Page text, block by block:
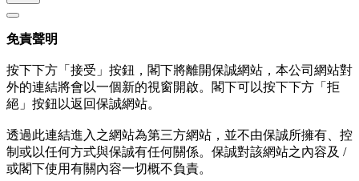
免責聲明
按下下方「接受」按鈕，閣下將離開保誠網站，本公司網站對
外的連結將會以一個新的視窗開啟。閣下可以按下下方「拒
絕」按鈕以返回保誠網站。
透過此連結進入之網站為第三方網站，並不由保誠所擁有、控
制或以任何方式與保誠有任何關係。保誠對該網站之內容及 /
或閣下使用有關內容一切概不負責。